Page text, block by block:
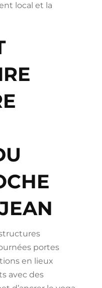
local et la
portes
en lieux
avec des